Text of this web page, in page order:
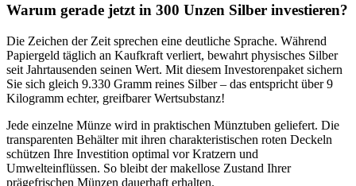
Warum gerade jetzt in 300 Unzen Silber investieren?
Die Zeichen der Zeit sprechen eine deutliche Sprache. Während
Papiergeld täglich an Kaufkraft verliert, bewahrt physisches Silber
seit Jahrtausenden seinen Wert. Mit diesem Investorenpaket sichern
Sie sich gleich 9.330 Gramm reines Silber – das entspricht über 9
Kilogramm echter, greifbarer Wertsubstanz!
Jede einzelne Münze wird in praktischen Münztuben geliefert. Die
transparenten Behälter mit ihren charakteristischen roten Deckeln
schützen Ihre Investition optimal vor Kratzern und
Umwelteinflüssen. So bleibt der makellose Zustand Ihrer
prägefrischen Münzen dauerhaft erhalten.